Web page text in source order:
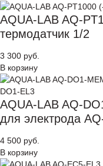
AQUA-LAB AQ-
термодатчик 1/2
3 300 руб.
В корзину
AQUA-LAB AQ-
для электрода
4 500 руб.
В корзину